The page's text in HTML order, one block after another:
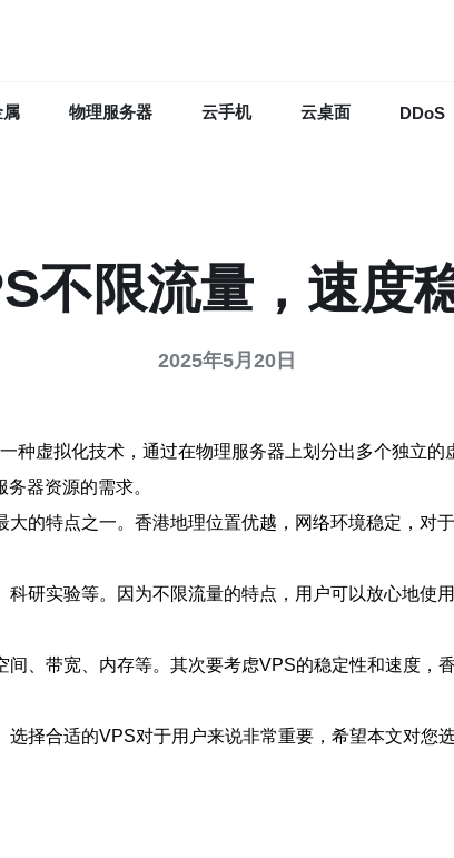
属 物理服务器 云手机 云桌面 DDoS
不限流量，速度
2025年5月20日
种虚拟化技术，通过在物理服务器上划分出多个独立
器资源的需求。
的特点之一。香港地理位置优越，网络环境稳定，对
研实验等。因为不限流量的特点，用户可以放心地使
、带宽、内存等。其次要考虑VPS的稳定性和速度，
择合适的VPS对于用户来说非常重要，希望本文对您